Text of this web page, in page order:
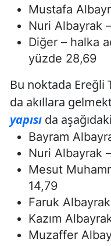
Mustafa
Nuri Albayrak
Diğer – halka
yüzde 28,69
Bu noktada Ereğli
da akıllara
yapısı da
Bayram
Nuri Albayrak
Mesut
14,79
Faruk
Kazım
Muzaffer